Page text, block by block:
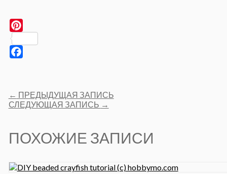
Post
navigation
← ПРЕДЫДУЩАЯ ЗАПИСЬ
СЛЕДУЮЩАЯ ЗАПИСЬ →
ПОХОЖИЕ ЗАПИСИ